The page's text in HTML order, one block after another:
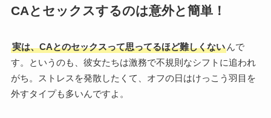
CAとセックスするのは意外と簡単！
実は、CAとのセックスって思ってるほど難しくないんで
す。というのも、彼女たちは激務で不規則なシフトに追われ
がち。ストレスを発散したくて、オフの日はけっこう羽目を
外すタイプも多いんですよ。